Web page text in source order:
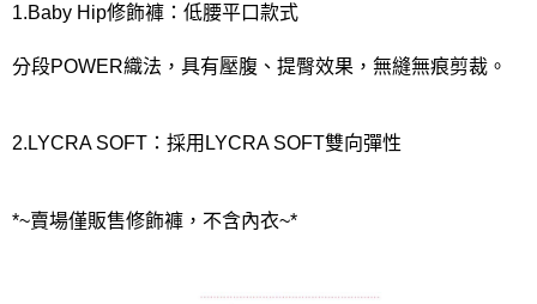
1.Baby Hip修飾褲：低腰平口款式
分段POWER織法，具有壓腹、提臀效果，無縫無痕剪裁。
2.LYCRA SOFT：採用LYCRA SOFT雙向彈性
*~賣場僅販售修飾褲，不含內衣~*